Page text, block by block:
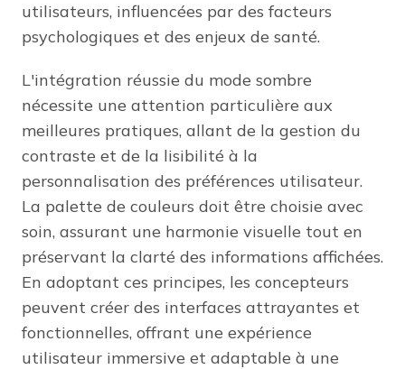
utilisateurs, influencées par des facteurs
psychologiques et des enjeux de santé.
L'intégration réussie du mode sombre
nécessite une attention particulière aux
meilleures pratiques, allant de la gestion du
contraste et de la lisibilité à la
personnalisation des préférences utilisateur.
La palette de couleurs doit être choisie avec
soin, assurant une harmonie visuelle tout en
préservant la clarté des informations affichées.
En adoptant ces principes, les concepteurs
peuvent créer des interfaces attrayantes et
fonctionnelles, offrant une expérience
utilisateur immersive et adaptable à une